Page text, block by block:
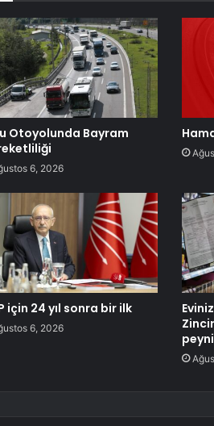
Otoyolunda Bayram
6, 2026
için 24 yıl sonra bir ilk
6, 2026